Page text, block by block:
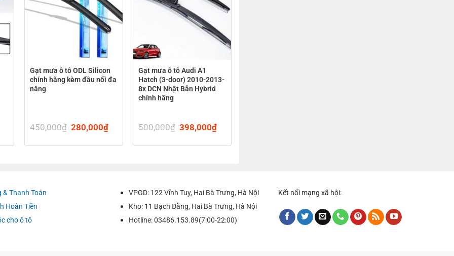
SUBARU XV 2017-2022
nghệ.
Gạt mưa ô tô ODL Silicon
chính hãng kèm đầu nối đa
năng
450,000₫ Original
was:
280,000₫Current
is:
Gạt mưa ô tô Audi A1
Hatch (3-door) 2010-2013-
8x DCN Nhật Bản Hybrid
chính hãng
500,000₫ Original
was:
398,000₫
is:
& Thanh Toán
Hoàn Tiền
cho ô tô
VPGD: 122 Vĩnh Tuy, Hai Bà Trưng, Hà Nội
Kho: 11 Bạch Đằng, Hai Bà Trưng, Hà Nội
Hotline: 03486.153.89(7:00-22:00)
Kết nối mạng xã hội: